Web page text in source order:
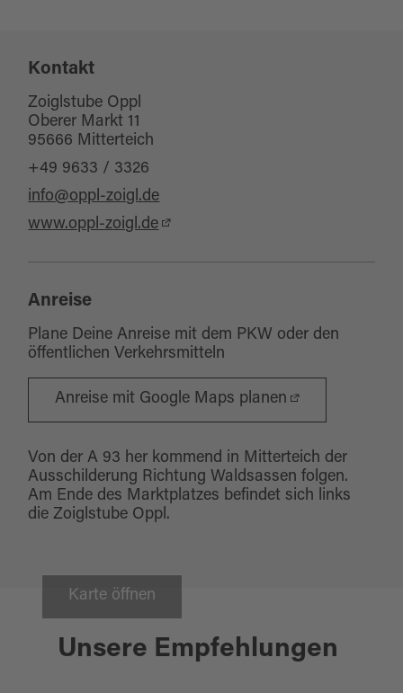
Sitzplätze Außenbereich:
Karte öffnen
Kontakt
Zoiglstube Oppl
Oberer Markt 11
95666 Mitterteich
+49 9633 / 3326
info@oppl-zoigl.de
www.oppl-zoigl.de
Anreise
Plane Deine Anreise mit dem PKW oder den
öffentlichen Verkehrsmitteln
Anreise mit Google Maps planen
Von der A 93 her kommend in Mitterteich der
Ausschilderung Richtung Waldsassen folgen.
Am Ende des Marktplatzes befindet sich links
die Zoiglstube Oppl.
Unsere Empfehlungen